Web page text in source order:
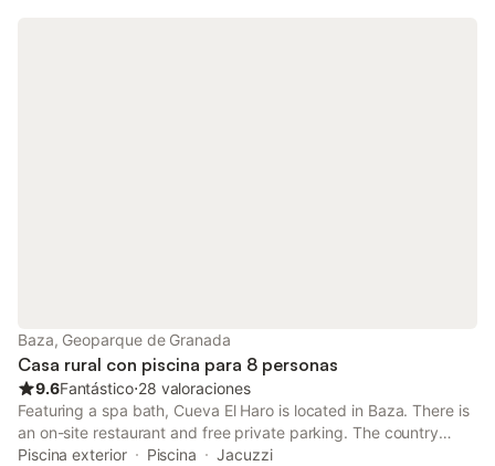
Baza, Geoparque de Granada
Casa rural con piscina para 8 personas
9.6Fantástico⋅28 valoraciones
Featuring a spa bath, Cueva El Haro is located in Baza. There is
an on-site restaurant and free private parking. The country
house provides an outdoor swimming pool, hot tub and a 24-
Piscina exterior Piscina
Jacuzzi